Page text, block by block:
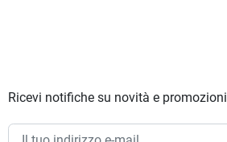
Ricevi notifiche su novità e promozioni